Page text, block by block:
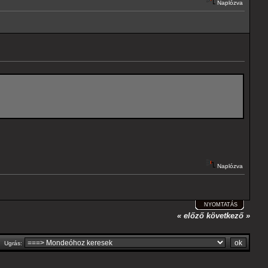
Naplózva
Naplózva
NYOMTATÁS
« előző következő »
Ugrás: